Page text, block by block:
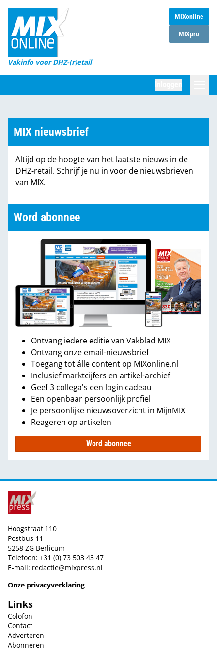
MIXonline
MIXpro
Vakinfo voor DHZ-(r)etail
Home
Magazines
DHZ Sessie
Marktcijfers
Partners
MIX nieuwsbrief
Altijd op de hoogte van het laatste nieuws in de
DHZ-retail. Schrijf je nu in voor de nieuwsbrieven
van MIX.
Word abonnee
Ontvang iedere editie van Vakblad MIX
Ontvang onze email-nieuwsbrief
Toegang tot álle content op MIXonline.nl
Inclusief marktcijfers en artikel-archief
Geef 3 collega's een login cadeau
Een openbaar persoonlijk profiel
Je persoonlijke nieuwsoverzicht in MijnMIX
Reageren op artikelen
Word abonnee
Hoogstraat 110
Postbus 11
5258 ZG Berlicum
Telefoon: +31 (0) 73 503 43 47
E-mail: redactie@mixpress.nl
Onze privacyverklaring
Links
Colofon
Contact
Adverteren
Abonneren